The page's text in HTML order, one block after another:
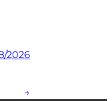
2026
→